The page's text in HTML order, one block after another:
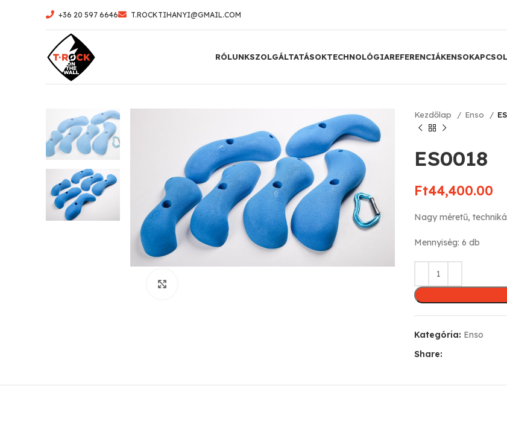
+36 20 597 6646 T.ROCKTIHANYI@GMAIL.COM
RÓLUNKSZOLGÁLTATÁSOKTECHNOLÓGIAREFERENCIÁKENSO
Kezdőlap Enso
ES0018
Ft44,400.00
Nagy méretű,
Mennyiség: 6 db
Kategória: Enso
Share: